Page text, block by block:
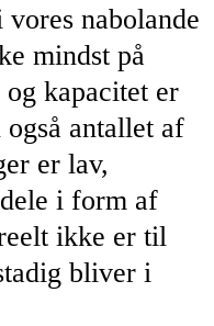
nabolande
mindst på
og kapacitet er
antallet af
er lav,
i form af
ikke er til
bliver i